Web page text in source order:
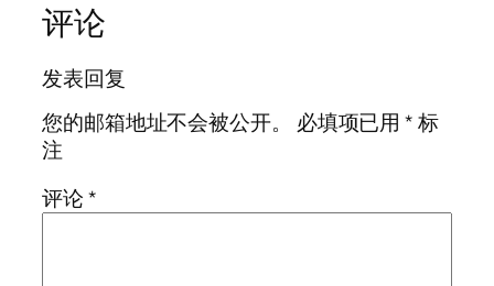
评论
发表回复
您的邮箱地址不会被公开。
必填项已用*标
注
评论*